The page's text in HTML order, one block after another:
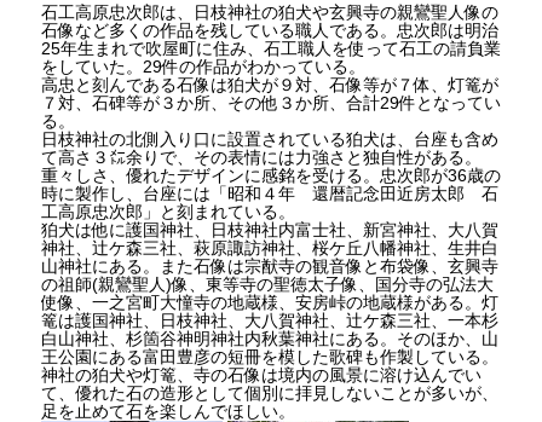
石工高原忠次郎は、日枝神社の狛犬や玄興寺の親鸞聖人像の
石像など多くの作品を残している職人である。忠次郎は明治
25年生まれで吹屋町に住み、石工職人を使って石工の請負業
をしていた。29件の作品がわかっている。
高忠と刻んである石像は狛犬が９対、石像等が７体、灯篭が
７対、石碑等が３か所、その他３か所、合計29件となってい
る。
日枝神社の北側入り口に設置されている狛犬は、台座も含め
て高さ３㍍余りで、その表情には力強さと独自性がある。
重々しさ、優れたデザインに感銘を受ける。忠次郎が36歳の
時に製作し、台座には「昭和４年 還暦記念田近房太郎 石
工高原忠次郎」と刻まれている。
狛犬は他に護国神社、日枝神社内富士社、新宮神社、大八賀
神社、辻ケ森三社、萩原諏訪神社、桜ケ丘八幡神社、生井白
山神社にある。また石像は宗猷寺の観音像と布袋像、玄興寺
の祖師(親鸞聖人)像、東等寺の聖徳太子像、国分寺の弘法大
使像、一之宮町大憧寺の地蔵様、安房峠の地蔵様がある。灯
篭は護国神社、日枝神社、大八賀神社、辻ケ森三社、一本杉
白山神社、杉箇谷神明神社内秋葉神社にある。そのほか、山
王公園にある富田豊彦の短冊を模した歌碑も作製している。
神社の狛犬や灯篭、寺の石像は境内の風景に溶け込んでい
て、優れた石の造形として個別に拝見しないことが多いが、
足を止めて石を楽しんでほしい。